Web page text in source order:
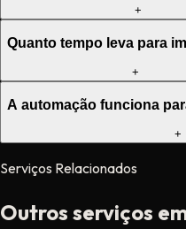
+
Quanto tempo leva para
+
A automação funciona
+
Serviços Relacionados
Outros serviços